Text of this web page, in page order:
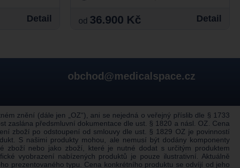
Detail od 36.900 Kč Detail
obchod@medicalspace.cz
znění (dále jen „OZ“), ani se nejedná o veřejný příslib dle § 1733
zaslána předsmluvní dokumentace dle ust. § 1820 a násl. OZ. Cena
zboží po odstoupení od smlouvy dle ust. § 1829 OZ je povinností
S našimi produkty mohou, ale nemusí být dodány komponenty
zboží nebo jako zboží, které je nutné dodat s určitým produktem
vyobrazení nabízených produktů je pouze ilustrativní. Aktuálně
prezentovaného typu. Cena konkrétního produktu se odvíjí od jeho